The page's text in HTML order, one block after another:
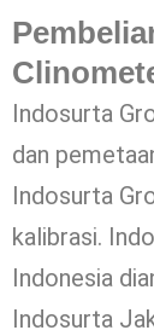
Indosurta
dan
Indosurta
kalibrasi.
Indonesia
Indosurta